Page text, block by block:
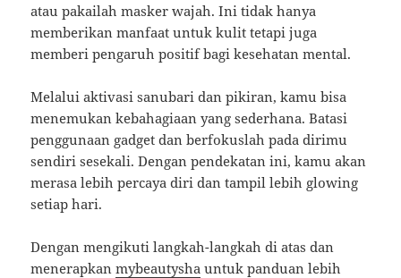
atau pakailah masker wajah. Ini tidak hanya
memberikan manfaat untuk kulit tetapi juga
memberi pengaruh positif bagi kesehatan mental.
Melalui aktivasi sanubari dan pikiran, kamu bisa
menemukan kebahagiaan yang sederhana. Batasi
penggunaan gadget dan berfokuslah pada dirimu
sendiri sesekali. Dengan pendekatan ini, kamu akan
merasa lebih percaya diri dan tampil lebih glowing
setiap hari.
Dengan mengikuti langkah-langkah di atas dan
menerapkanmybeautysha untuk panduan lebih